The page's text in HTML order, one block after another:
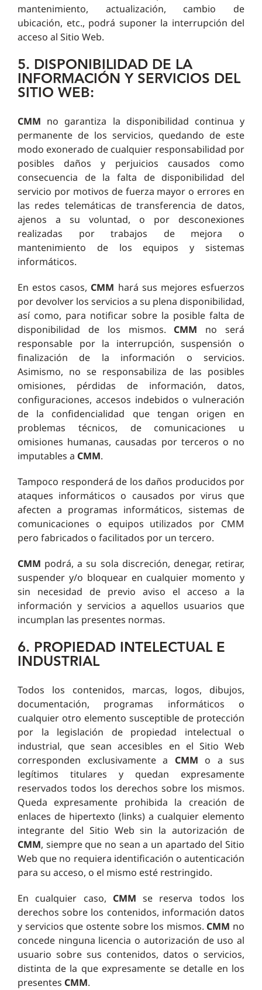
mantenimiento, actualización, cambio de
ubicación, etc., podrá suponer la interrupción del
acceso al Sitio Web.
5. DISPONIBILIDAD DE LA
INFORMACIÓN Y SERVICIOS DEL
SITIO WEB:
CMM no garantiza la disponibilidad continua y
permanente de los servicios, quedando de este
modo exonerado de cualquier responsabilidad por
posibles daños y perjuicios causados como
consecuencia de la falta de disponibilidad del
servicio por motivos de fuerza mayor o errores en
las redes telemáticas de transferencia de datos,
ajenos a su voluntad, o por desconexiones
realizadas por trabajos de mejora o
mantenimiento de los equipos y sistemas
informáticos.
En estos casos, CMM hará sus mejores esfuerzos
por devolver los servicios a su plena disponibilidad,
así como, para notificar sobre la posible falta de
disponibilidad de los mismos. CMM no será
responsable por la interrupción, suspensión o
finalización de la información o servicios.
Asimismo, no se responsabiliza de las posibles
omisiones, pérdidas de información, datos,
configuraciones, accesos indebidos o vulneración
de la confidencialidad que tengan origen en
problemas técnicos, de comunicaciones u
omisiones humanas, causadas por terceros o no
imputables a CMM.
Tampoco responderá de los daños producidos por
ataques informáticos o causados por virus que
afecten a programas informáticos, sistemas de
comunicaciones o equipos utilizados por CMM
pero fabricados o facilitados por un tercero.
CMM podrá, a su sola discreción, denegar, retirar,
suspender y/o bloquear en cualquier momento y
sin necesidad de previo aviso el acceso a la
información y servicios a aquellos usuarios que
incumplan las presentes normas.
6. PROPIEDAD INTELECTUAL E
INDUSTRIAL
Todos los contenidos, marcas, logos, dibujos,
documentación, programas informáticos o
cualquier otro elemento susceptible de protección
por la legislación de propiedad intelectual o
industrial, que sean accesibles en el Sitio Web
corresponden exclusivamente a CMM o a sus
legítimos titulares y quedan expresamente
reservados todos los derechos sobre los mismos.
Queda expresamente prohibida la creación de
enlaces de hipertexto (links) a cualquier elemento
integrante del Sitio Web sin la autorización de
CMM, siempre que no sean a un apartado del Sitio
Web que no requiera identificación o autenticación
para su acceso, o el mismo esté restringido.
En cualquier caso, CMMse reserva todos los
derechos sobre los contenidos, información datos
y servicios que ostente sobre los mismos. CMM no
concede ninguna licencia o autorización de uso al
usuario sobre sus contenidos, datos o servicios,
distinta de la que expresamente se detalle en los
presentes CMM.